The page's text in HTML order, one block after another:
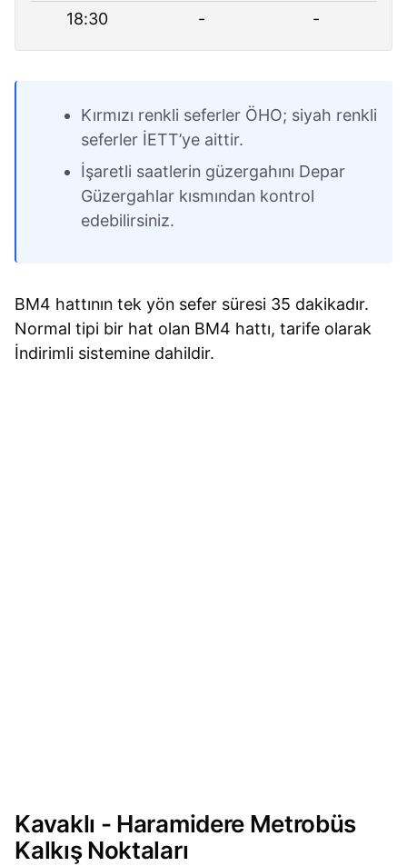
18:30 - -
Kırmızı renkli seferler ÖHO; siyah renkli
seferler İETT’ye aittir.
İşaretli saatlerin güzergahını Depar
Güzergahlar kısmından kontrol
edebilirsiniz.
BM4 hattının tek yön sefer süresi 35 dakikadır.
Normal tipi bir hat olan BM4 hattı, tarife olarak
İndirimli sistemine dahildir.
Kavaklı - Haramidere Metrobüs
Kalkış Noktaları